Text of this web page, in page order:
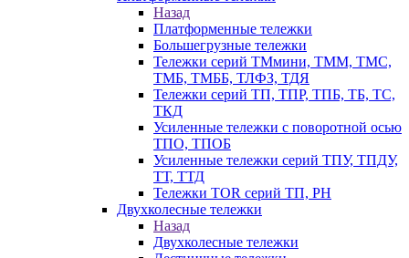
Назад
Платформенные тележки
Большегрузные тележки
Тележки серий ТМмини, ТММ, ТМС,
ТМБ, ТМББ, ТЛФЗ, ТДЯ
Тележки серий ТП, ТПР, ТПБ, ТБ, ТС,
ТКД
Усиленные тележки с поворотной осью
ТПО, ТПОБ
Усиленные тележки серий ТПУ, ТПДУ,
ТТ, ТТД
Тележки TOR серий ТП, PH
Двухколесные тележки
Назад
Двухколесные тележки